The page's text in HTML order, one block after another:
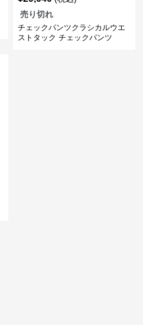
売り切れ
チェックパンツクラシカルウエ
ストタック チェックパンツ